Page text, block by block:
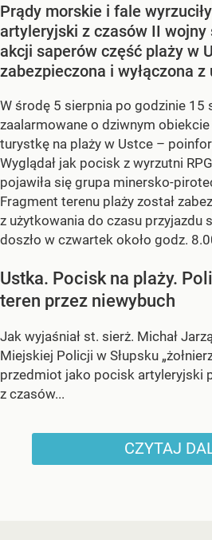
Prądy morskie i fale
artyleryjski z czasów II
akcji saperów część plaży w
zabezpieczona i wyłączona z
W środę 5 sierpnia po godzinie 15
zaalarmowane o dziwnym
turystkę na plaży w Ustce –
Wyglądał jak pocisk z wyrzutni
pojawiła się grupa minersko-
Fragment terenu plaży został
z użytkowania do czasu przyjazdu
doszło w czwartek około godz.
Ustka. Pocisk na plaży.
teren przez niewybuch
Jak wyjaśniał st. sierż. Michał
Miejskiej Policji w Słupsku
przedmiot jako pocisk artyleryjski
z czasów...
CZYTAJ